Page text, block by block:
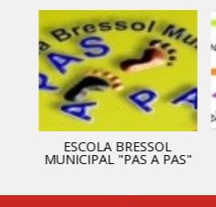
ESCOLA BRESSOL
MUNICIPAL "PAS A PAS"